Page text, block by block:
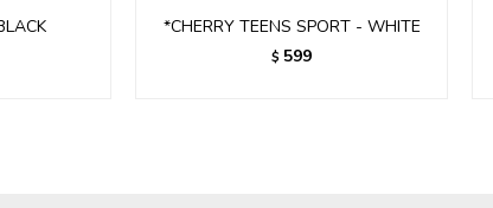
*CHERRY TEENS SPORT - WHITE
$ 599